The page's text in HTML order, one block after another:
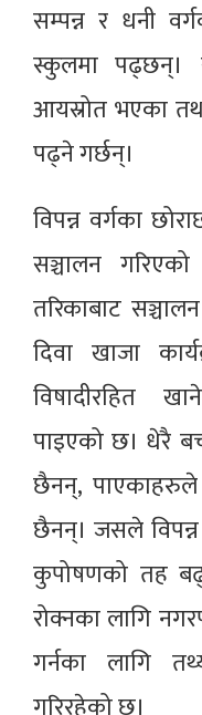
सम्पन्न र धनी
स्कुलमा पढ्छन्।
आयस्रोत भएका
पढ्ने गर्छन्।
विपन्न वर्गका
सञ्चालन
तरिकाबाट
दिवा खाजा
विषादीरहित
पाइएको छ। धेरै
छैनन्,
छैनन्। जसले
कुपोषणको तह
रोक्नका लागि
गर्नका लागि